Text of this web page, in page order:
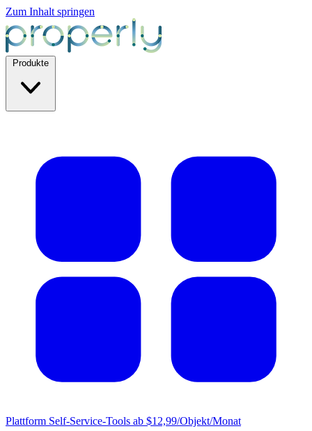
Zum Inhalt springen
Plattform Self-Service-Tools ab $12,99/Objekt/Monat